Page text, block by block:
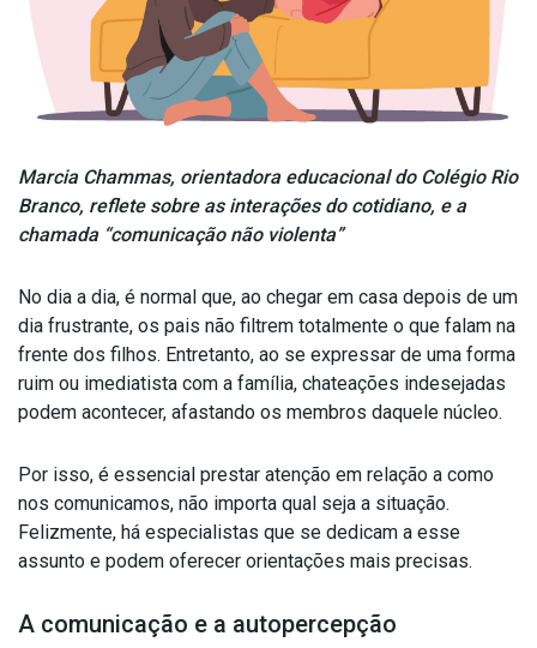
Marcia Chammas, orientadora educacional do Colégio Rio
Branco, reflete sobre as interações do cotidiano, e a
chamada “comunicação não violenta”
No dia a dia, é normal que, ao chegar em casa depois de um
dia frustrante, os pais não filtrem totalmente o que falam na
frente dos filhos. Entretanto, ao se expressar de uma forma
ruim ou imediatista com a família, chateações indesejadas
podem acontecer, afastando os membros daquele núcleo.
Por isso, é essencial prestar atenção em relação a como
nos comunicamos, não importa qual seja a situação.
Felizmente, há especialistas que se dedicam a esse
assunto e podem oferecer orientações mais precisas.
A comunicação e a autopercepção